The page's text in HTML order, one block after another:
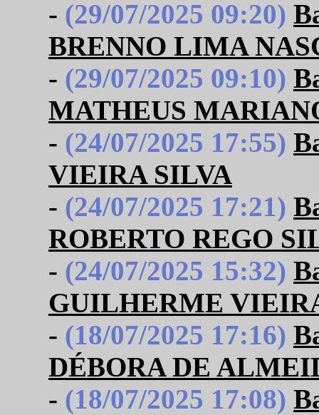
- (29/07/2025 09:20)
BRENNO LIMA
- (29/07/2025 09:10)
MATHEUS
- (24/07/2025 17:55)
VIEIRA SILVA
- (24/07/2025 17:21)
ROBERTO REGO
- (24/07/2025 15:32)
GUILHERME
- (18/07/2025 17:16)
DÉBORA DE
- (18/07/2025 17:08)